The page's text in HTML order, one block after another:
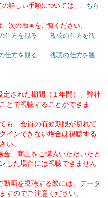
詳しい手順については、 こちら
次の動画をご覧ください。
仕方を観る
視聴の仕方を観
仕方を観る
視聴の仕方を観
された期間（１年間）、弊社
とで視聴することができま
も、会員の有効期限が切れて
インできない場合は視聴する
い。
、商品をご購入いただいたと
した場合には視聴できません
画を視聴する際には、データ
すのでご注意ください。